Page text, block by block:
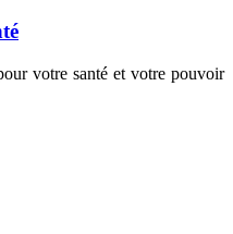
votre santé et votre pouvoir